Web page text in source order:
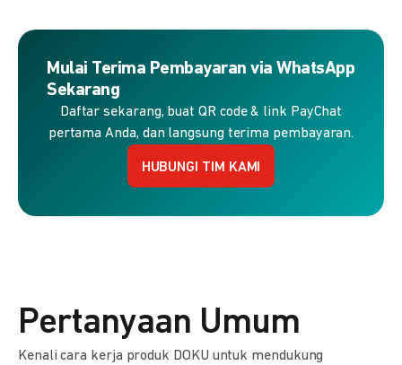
Mulai Terima Pembayaran via WhatsApp
Sekarang
Daftar sekarang, buat QR code & link PayChat
pertama Anda, dan langsung terima pembayaran.
HUBUNGI TIM KAMI
Pertanyaan Umum
Kenali cara kerja produk DOKU untuk mendukung